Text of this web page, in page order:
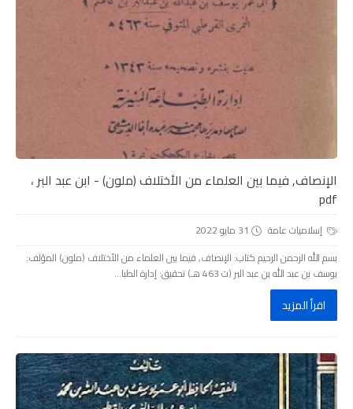
الإنصاف, فيما بين العلماء من الأختلاف (ملون) - ابن عبد البر ،
pdf
إسلاميات عامة
31 مايو 2022
بسم الله الرحمن الرحيم كتاب: الإنصاف, فيما بين العلماء من الأختلاف (ملون) المؤلف:
يوسف بن عبد الله بن عبد البر (ت 463 هـ) تحقيق: إدارة الطبا...
اقرأ المزيد